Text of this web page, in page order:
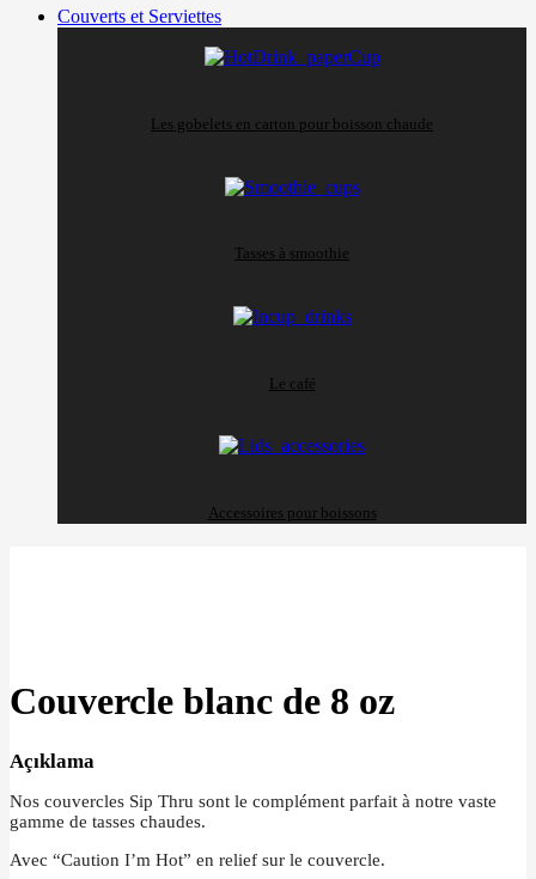
Couverts et Serviettes
Les gobelets en carton pour boisson chaude
Tasses à smoothie
Le café
Accessoires pour boissons
Couvercle blanc de 8 oz
Açıklama
Nos couvercles Sip Thru sont le complément parfait à notre vaste
gamme de tasses chaudes.
Avec “Caution I’m Hot” en relief sur le couvercle.